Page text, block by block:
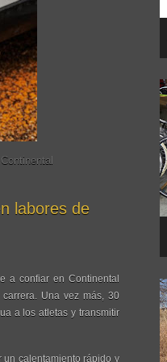
labores de
a confiar en Continental
Una vez más, 30
a los atletas y transmitir
un calentamiento rápido y